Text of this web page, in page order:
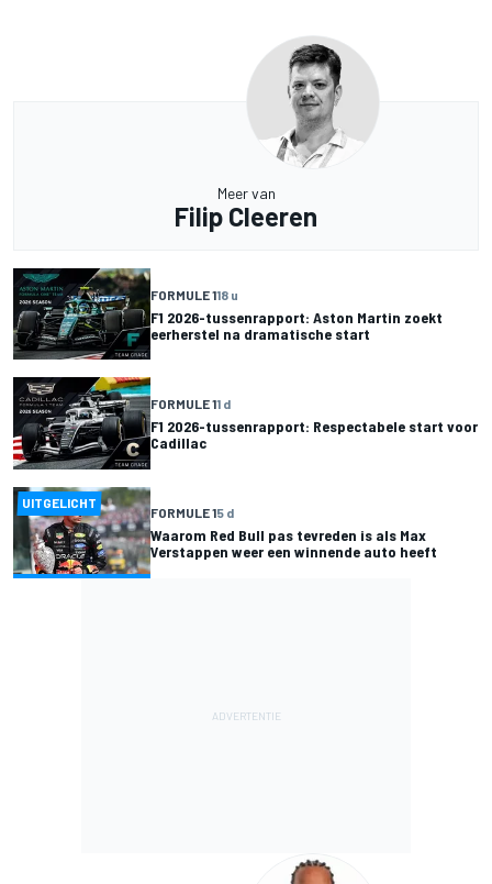
Meer van
Filip Cleeren
FORMULE 118 u
F1 2026-tussenrapport: Aston Martin zoekt
eerherstel na dramatische start
FORMULE 11 d
F1 2026-tussenrapport: Respectabele start voor
Cadillac
UITGELICHT
FORMULE 15 d
Waarom Red Bull pas tevreden is als Max
Verstappen weer een winnende auto heeft